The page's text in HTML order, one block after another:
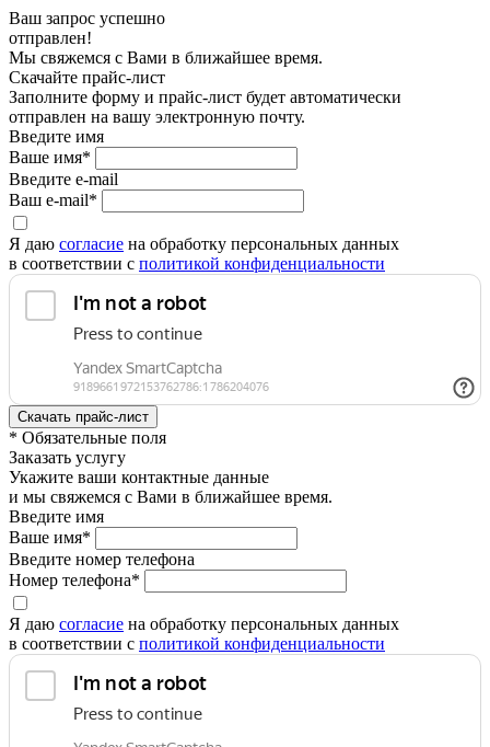
Ваш запрос успешно
отправлен!
Мы свяжемся с Вами в ближайшее время.
Скачайте прайс-лист
Заполните форму и прайс-лист будет автоматически
отправлен на вашу электронную почту.
Введите имя
Ваше имя*
Введите e-mail
Ваш e-mail*
Я даю согласие на обработку персональных данных
в соответствии с политикой конфиденциальности
* Обязательные поля
Заказать услугу
Укажите ваши контактные данные
и мы свяжемся с Вами в ближайшее время.
Введите имя
Ваше имя*
Введите номер телефона
Номер телефона*
Я даю согласие на обработку персональных данных
в соответствии с политикой конфиденциальности